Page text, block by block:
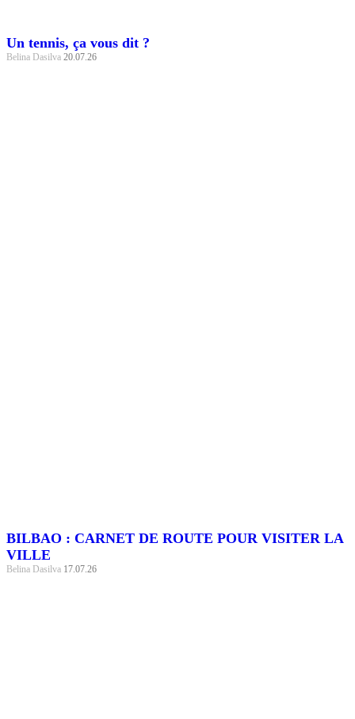
Un tennis, ça vous dit ?
Belina Dasilva 20.07.26
BILBAO : CARNET DE ROUTE POUR VISITER LA
VILLE
Belina Dasilva 17.07.26